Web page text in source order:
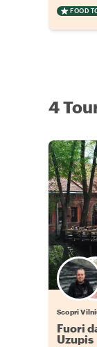
FOOD
4
Scopri
Fuori
Uzupis